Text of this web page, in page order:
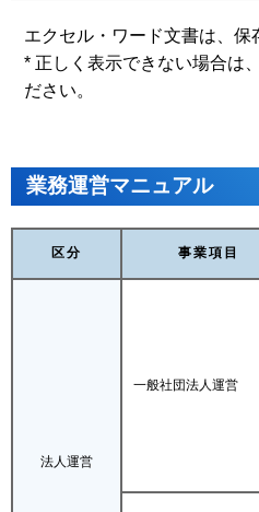
エクセル・ワード文書は、保
* 正しく表示できない場合は
ださい。
業務運営マニュアル
区分 事業項目
法人運営
一般社団法人運営